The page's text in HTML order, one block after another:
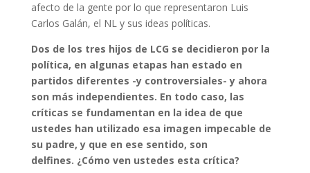
afecto de la gente por lo que representaron Luis
Carlos Galán, el NL y sus ideas políticas.
Dos de los tres hijos de LCG se decidieron por la
política, en algunas etapas han estado en
partidos diferentes -y controversiales- y ahora
son más independientes. En todo caso, las
críticas se fundamentan en la idea de que
ustedes han utilizado esa imagen impecable de
su padre, y que en ese sentido, son
delfines. ¿Cómo ven ustedes esta crítica?